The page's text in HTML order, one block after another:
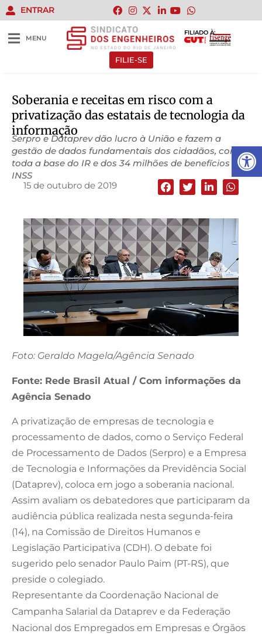
Abrir
ENTRAR
MENU
FILIADO À:
FILIE-SE
Soberania e receitas em risco com a
privatização das estatais de tecnologia da
informação
Serpro e Dataprev dão lucro à União e fazem a
gestão de dados fundamentais dos cidadãos, como
toda a base do IR e dos 34 milhões de benefícios do
INSS
15 de outubro de 2019
Foto: Geraldo Magela/Agência Senado
Fonte: Rede Brasil Atual / Com informações da
Agência Senado
A privatização de empresas de tecnologia e
processamento de dados, como o Serviço Federal
de Processamento de Dados (Serpro) e a Empresa
de Tecnologia e Informações da Previdência Social
(Dataprev), coloca em jogo a soberania nacional.
Assim avaliam os debatedores que participaram da
audiência pública realizada nesta segunda-feira
(14), na Comissão de Direitos Humanos e
Legislação Participativa (CDH). O debate foi
sugerido pelo senador Paulo Paim (PT-RS), que
preside o colegiado.
Representante da Coordenação Nacional de
Campanha Salarial da Dataprev e da Federação
Nacional dos Empregados em Empresas e Órgãos